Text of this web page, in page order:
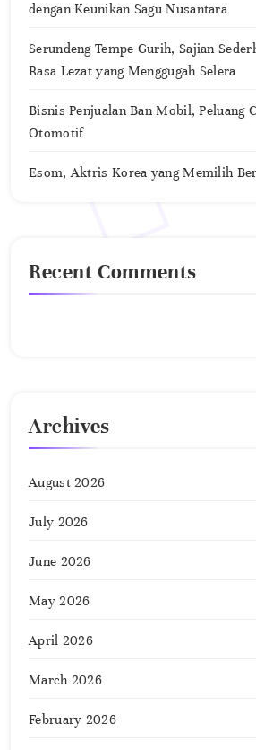
dengan Keunikan Sagu Nusantara
Serundeng Tempe Gurih, Sajian
Rasa Lezat yang Menggugah Selera
Bisnis Penjualan Ban Mobil, Peluang
Otomotif
Esom, Aktris Korea yang Memilih
Recent Comments
Archives
August 2026
July 2026
June 2026
May 2026
April 2026
March 2026
February 2026